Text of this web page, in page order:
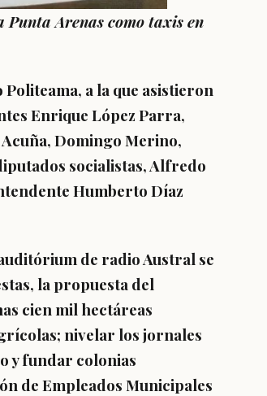
Arenas como taxis en
a la que asistieron
Enrique López Parra,
Domingo Merino,
socialistas, Alfredo
Humberto Díaz
de radio Austral se
la propuesta del
cien mil hectáreas
nivelar los jornales
y fundar colonias
de Empleados Municipales